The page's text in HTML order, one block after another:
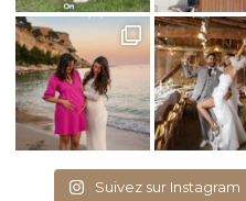
Suivez sur Instagram